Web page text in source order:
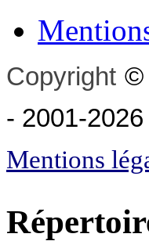
Copyright ©
- 2001-2026
Mentions